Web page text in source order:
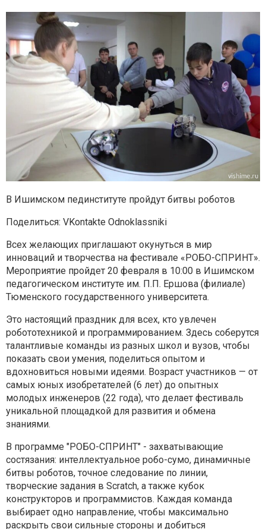
В Ишимском пединституте пройдут битвы роботов
Поделиться: VKontakte Odnoklassniki
Всех желающих приглашают окунуться в мир
инноваций и творчества на фестивале «РОБО-СПРИНТ».
Мероприятие пройдет 20 февраля в 10:00 в Ишимском
педагогическом институте им. П.П. Ершова (филиале)
Тюменского государственного университета.
Это настоящий праздник для всех, кто увлечен
робототехникой и программированием. Здесь соберутся
талантливые команды из разных школ и вузов, чтобы
показать свои умения, поделиться опытом и
вдохновиться новыми идеями. Возраст участников — от
самых юных изобретателей (6 лет) до опытных
молодых инженеров (22 года), что делает фестиваль
уникальной площадкой для развития и обмена
знаниями.
В программе "РОБО-СПРИНТ" - захватывающие
состязания: интеллектуальное робо-сумо, динамичные
битвы роботов, точное следование по линии,
творческие задания в Scratch, а также кубок
конструкторов и программистов. Каждая команда
выбирает одно направление, чтобы максимально
раскрыть свои сильные стороны и добиться